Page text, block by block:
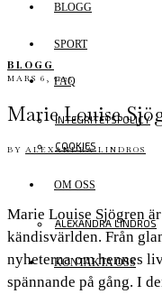
BLOGG
SPORT
FAQ
INTEGRITETSPOLICY
COOKIES
OM OSS
ALEXANDRA LINDROS
KONTAKTA OSS
BLOGG
MARS 6, 2025
Marie Louise
BY ALEXANDRA LINDROS
Marie Louise Sjögren
kändisvärlden. Från
nyheterna om hennes
spännande på gång. I